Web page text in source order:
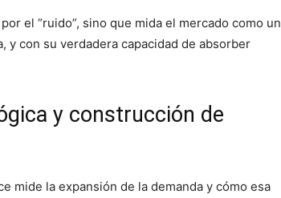
el “ruido”, sino que mida el mercado como un
y con su verdadera capacidad de absorber
y construcción de
mide la expansión de la demanda y cómo esa